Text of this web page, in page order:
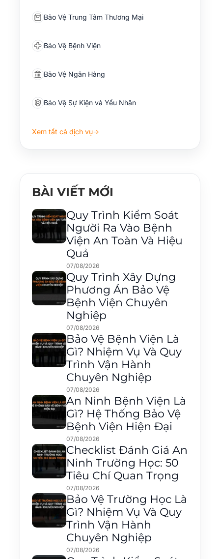
Bảo Vệ Trung Tâm Thương Mại
Bảo Vệ Bệnh Viện
Bảo Vệ Ngân Hàng
Bảo Vệ Sự Kiện và Yếu Nhân
Xem tất cả dịch vụ→
BÀI VIẾT MỚI
Quy Trình Kiểm Soát
Người Ra Vào Bệnh
Viện An Toàn Và Hiệu
Quả
07/08/2026
Quy Trình Xây Dựng
Phương Án Bảo Vệ
Bệnh Viện Chuyên
Nghiệp
07/08/2026
Bảo Vệ Bệnh Viện Là
Gì? Nhiệm Vụ Và Quy
Trình Vận Hành
Chuyên Nghiệp
07/08/2026
An Ninh Bệnh Viện Là
Gì? Hệ Thống Bảo Vệ
Bệnh Viện Hiện Đại
07/08/2026
Checklist Đánh Giá An
Ninh Trường Học: 50
Tiêu Chí Quan Trọng
07/08/2026
Bảo Vệ Trường Học Là
Gì? Nhiệm Vụ Và Quy
Trình Vận Hành
Chuyên Nghiệp
07/08/2026